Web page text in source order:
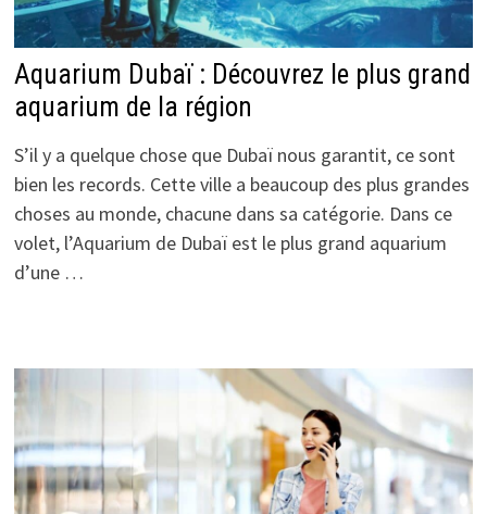
Aquarium Dubaï : Découvrez le plus grand
aquarium de la région
S’il y a quelque chose que Dubaï nous garantit, ce sont
bien les records. Cette ville a beaucoup des plus grandes
choses au monde, chacune dans sa catégorie. Dans ce
volet, l’Aquarium de Dubaï est le plus grand aquarium
d’une …